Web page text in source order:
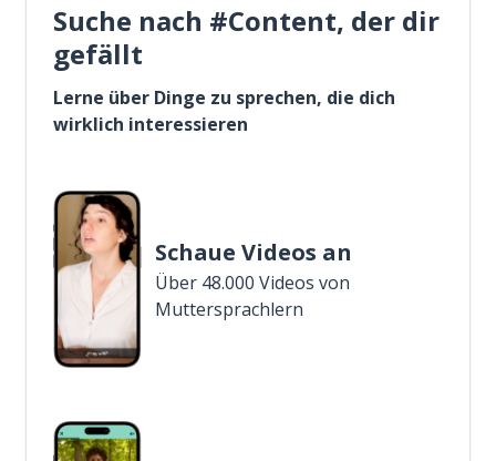
Suche nach #Content, der dir
gefällt
Lerne über Dinge zu sprechen, die dich
wirklich interessieren
Schaue Videos an
Über 48.000 Videos von
Muttersprachlern